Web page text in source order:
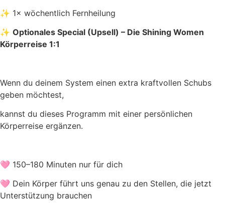
✨ 1× wöchentlich Fernheilung
✨ Optionales Special (Upsell) – Die Shining Women
Körperreise 1:1
Wenn du deinem System einen extra kraftvollen Schubs
geben möchtest,
kannst du dieses Programm mit einer persönlichen
Körperreise ergänzen.
🩷 150–180 Minuten nur für dich
🩷 Dein Körper führt uns genau zu den Stellen, die jetzt
Unterstützung brauchen